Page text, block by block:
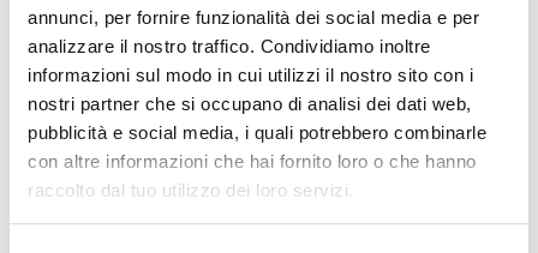
annunci, per fornire funzionalità dei social media e per
analizzare il nostro traffico. Condividiamo inoltre
informazioni sul modo in cui utilizzi il nostro sito con i
nostri partner che si occupano di analisi dei dati web,
pubblicità e social media, i quali potrebbero combinarle
con altre informazioni che hai fornito loro o che hanno
raccolto dal tuo utilizzo dei loro servizi.
7000 € 1,53 € 1,78
8000 € 1,52 € 1,77
10000 € 1,45 € 1,67
Tecniche di stampa